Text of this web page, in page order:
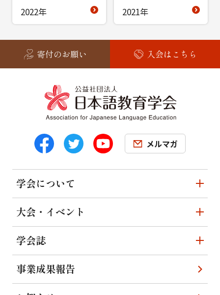
2022年 2021年
寄付のお願い 入会はこちら
メルマガ
学会について
大会・イベント
学会誌
事業成果報告